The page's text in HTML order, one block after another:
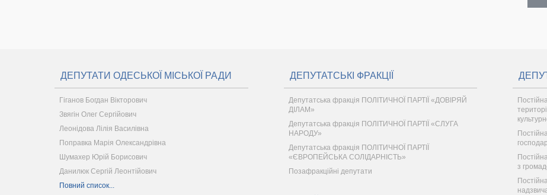
ДЕПУТАТИ ОДЕСЬКОЇ МІСЬКОЇ РАДИ
Гіганов Богдан Вікторович
Звягін Олег Сергійович
Леонідова Лілія Василівна
Поправка Марія Олександрівна
Шумахер Юрій Борисович
Данилюк Сергій Леонтійович
Повний список...
ДЕПУТАТСЬКІ ФРАКЦІЇ
Депутатська фракція ПОЛІТИЧНОЇ ПАРТІЇ «ДОВІРЯЙ
ДІЛАМ»
Депутатська фракція ПОЛІТИЧНОЇ ПАРТІЇ «СЛУГА
НАРОДУ»
Депутатська фракція ПОЛІТИЧНОЇ ПАРТІЇ
«ЄВРОПЕЙСЬКА СОЛІДАРНІСТЬ»
Позафракційні депутати
з